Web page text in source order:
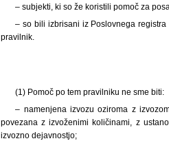
– subjekti, ki so že koristili pomoč za
– so bili izbrisani iz Poslovnega
pravilnik.
(1) Pomoč po tem pravilniku ne sme biti:
– namenjena izvozu oziroma z
povezana z izvoženimi količinami, z
izvozno dejavnostjo;